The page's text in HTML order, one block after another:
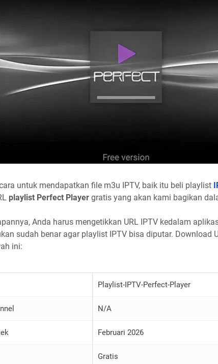
untuk mendapatkan file m3u IPTV, baik itu beli playlist
playlist Perfect Player gratis yang akan kami bagikan
Anda harus mengetikkan URL IPTV kedalam
sudah benar agar playlist IPTV bisa diputar. Download
ini:
Playlist-IPTV-Perfect-Player
N/A
Februari 2026
Gratis